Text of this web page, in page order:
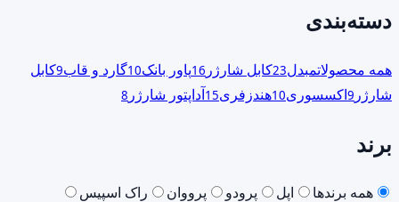
دسته‌بندی
همه محصولاتمبدل23کابل شارژر 16پاور بانک10گارد و قاب9کابل
شارژر 9اکسسوری10هندزفری15آداپتور شارژر 8
برند
همه برندها اپل پرودو پرووان
راک اسپیس